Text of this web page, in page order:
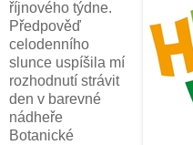
říjnového týdne.
Předpověď
celodenního
slunce uspíšila mí
rozhodnutí strávit
den v barevné
nádheře
Botanické